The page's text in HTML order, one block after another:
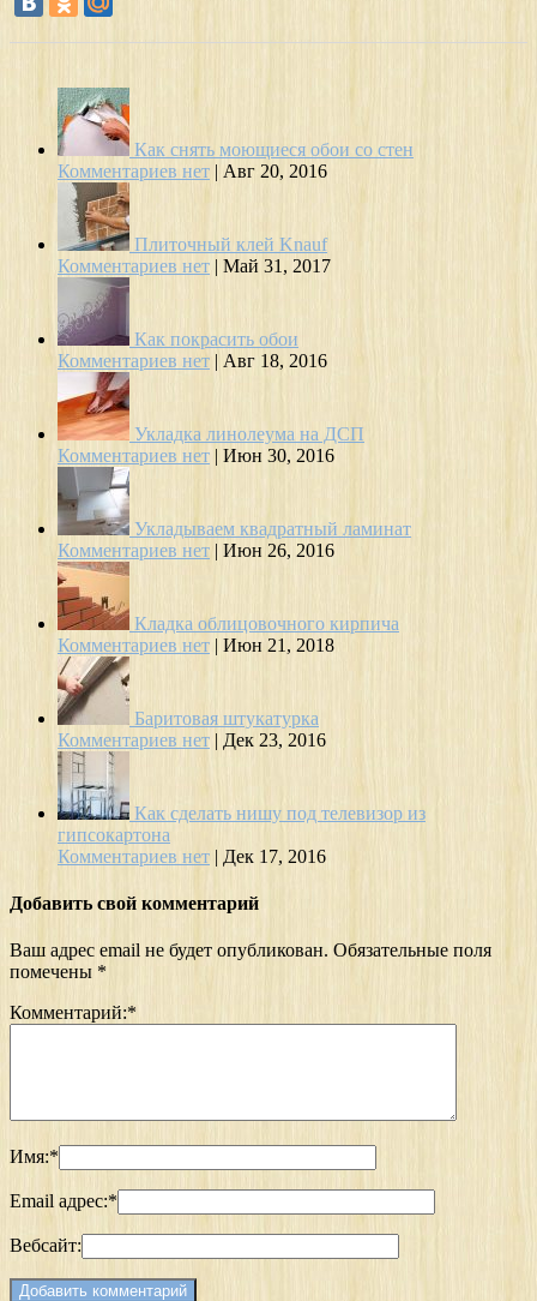
Как снять моющиеся обои со стен
Комментариев нет | Авг 20, 2016
Плиточный клей Knauf
Комментариев нет | Май 31, 2017
Как покрасить обои
Комментариев нет | Авг 18, 2016
Укладка линолеума на ДСП
Комментариев нет | Июн 30, 2016
Укладываем квадратный ламинат
Комментариев нет | Июн 26, 2016
Кладка облицовочного кирпича
Комментариев нет | Июн 21, 2018
Баритовая штукатурка
Комментариев нет | Дек 23, 2016
Как сделать нишу под телевизор из
гипсокартона
Комментариев нет | Дек 17, 2016
Добавить свой комментарий
Ваш адрес email не будет опубликован. Обязательные поля
помечены *
Комментарий:*
Имя:*
Email адрес:*
Вебсайт: